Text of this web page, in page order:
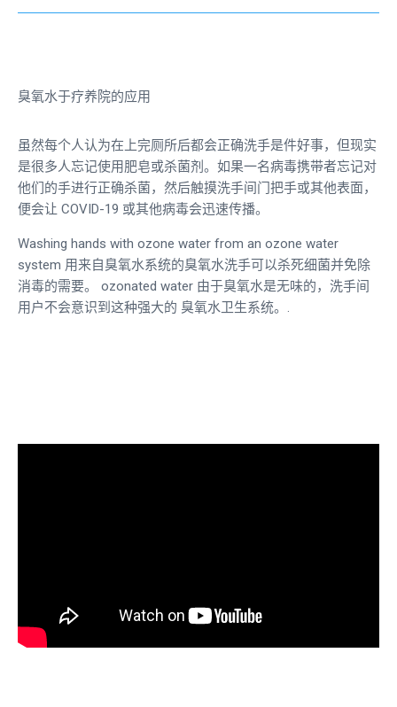
臭氧水于疗养院的应用
虽然每个人认为在上完厕所后都会正确洗手是件好事，但现实
是很多人忘记使用肥皂或杀菌剂。如果一名病毒携带者忘记对
他们的手进行正确杀菌，然后触摸洗手间门把手或其他表面，
便会让 COVID-19 或其他病毒会迅速传播。
Washing hands with ozone water from an ozone water
system 用来自臭氧水系统的臭氧水洗手可以杀死细菌并免除
消毒的需要。 ozonated water 由于臭氧水是无味的，洗手间
用户不会意识到这种强大的 臭氧水卫生系统。 .